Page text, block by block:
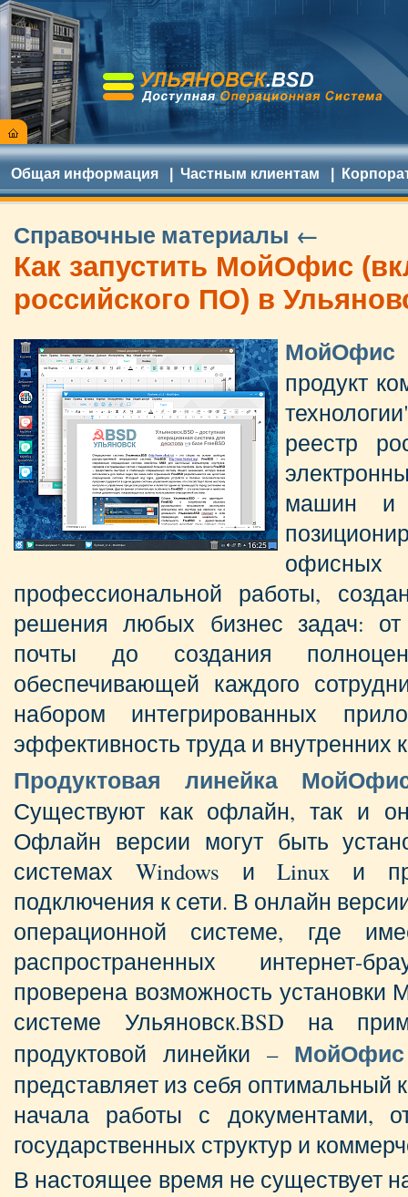
Общая информация Частным клиентам
Справочные материалы ←
Как запустить МойОфис
российского ПО) в
МойОфис
продукт
реестр
машин и
профессиональной работы,
решения любых бизнес задач: от
почты до создания
обеспечивающей каждого
набором интегрированных
эффективность труда и внутренних
Продуктовая линейка
Существуют как офлайн, так и
Офлайн версии могут быть
системах Windows и Linux и
подключения к сети. В онлайн
операционной системе, где
распространенных
проверена возможность
системе Ульяновск.BSD на
продуктовой линейки –
представляет из себя
начала работы с документами,
государственных структур и
В настоящее время не существует